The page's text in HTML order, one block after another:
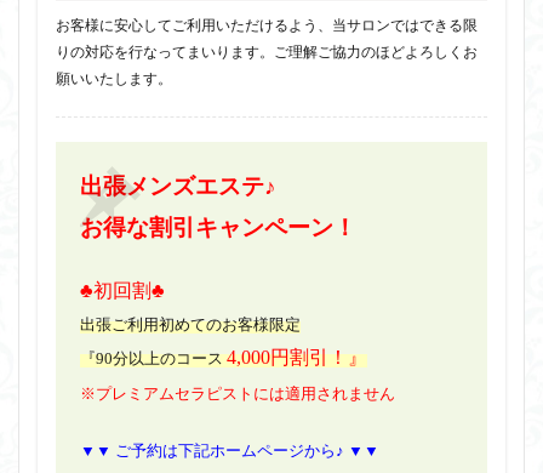
お客様に安心してご利用いただけるよう、当サロンではできる限
りの対応を行なってまいります。ご理解ご協力のほどよろしくお
願いいたします。
出張メンズエステ♪
お得な割引キャンペーン！
♣初回割♣
出張ご利用初めてのお客様限定
『90分以上のコース4,000円割引！』
※プレミアムセラピストには適用されません
▼▼ ご予約は下記ホームページから♪ ▼▼